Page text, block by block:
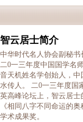
智云居士简介
中华时代名人协会副秘书
二0一三年度中国国学名
音天机姓名学创始人，
水传人。 二0一三年度国
英高峰论坛上，智云居士
《相同八字不同命运的
学术成果奖。